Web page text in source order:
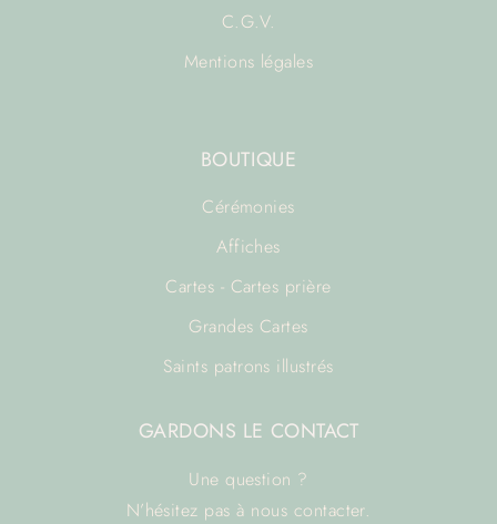
C.G.V.
Mentions légales
BOUTIQUE
Cérémonies
Affiches
Cartes - Cartes prière
Grandes Cartes
Saints patrons illustrés
GARDONS LE CONTACT
Une question ?
N’hésitez pas à nous contacter.